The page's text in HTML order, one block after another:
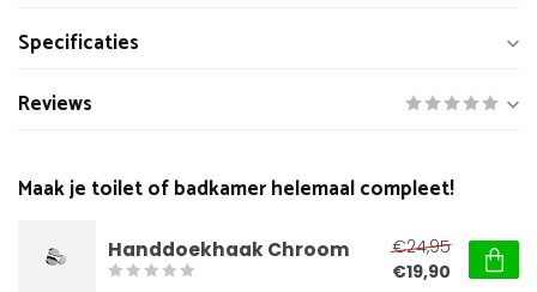
Specificaties
Reviews
Maak je toilet of badkamer helemaal compleet!
Handdoekhaak Chroom
€24,95
€19,90